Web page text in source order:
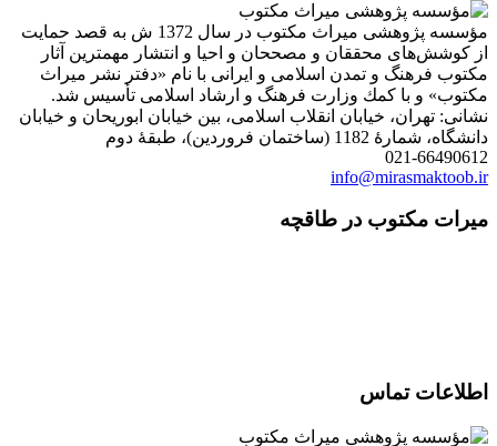
مؤسسه پژوهشی میراث مكتوب در سال 1372 ش به قصد حمایت
از كوشش‌های محققان و مصححان و احیا و انتشار مهمترین آثار
مكتوب فرهنگ و تمدن اسلامی و ایرانی با نام «دفتر نشر میراث
مكتوب» و با كمك وزارت فرهنگ و ارشاد اسلامی تأسیس شد.
نشانی: تهران، خیابان انقلاب اسلامی، بین خیابان ابوریحان و خیابان
دانشگاه، شمارۀ 1182 (ساختمان فروردین)، طبقۀ دوم
021-66490612
info@mirasmaktoob.ir
میرات مکتوب در طاقچه
اطلاعات تماس